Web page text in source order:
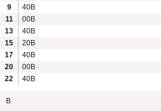
9
40B
11
00B
13
40B
15
20B
17
40B
20
00B
22
40B
B